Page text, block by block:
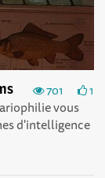
701 1
vous
d'intelligence